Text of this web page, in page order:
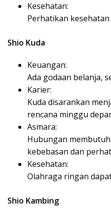
Kesehatan:
Perhatikan
Shio Kuda
Keuangan:
Ada godaan belanja,
Karier:
Kuda disarankan
rencana minggu
Asmara:
Hubungan
kebebasan dan
Kesehatan:
Olahraga ringan
Shio Kambing